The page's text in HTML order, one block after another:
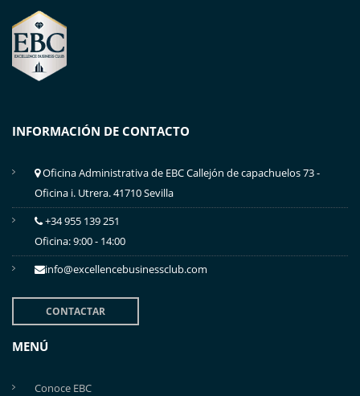
INFORMACIÓN DE CONTACTO
Oficina Administrativa de EBC Callejón de capachuelos 73 -
Oficina i. Utrera. 41710 Sevilla
+34 955 139 251
Oficina: 9:00 - 14:00
info@excellencebusinessclub.com
CONTACTAR
MENÚ
Conoce EBC